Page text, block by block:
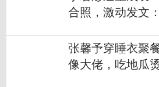
合照，激动发文
张馨予穿睡衣聚
像大佬，吃地瓜